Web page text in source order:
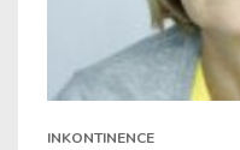
INKONTINENCE